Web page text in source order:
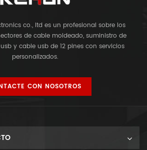
co., ltd es un profesional sobre los
de cable moldeado, suministro de
y cable usb de 12 pines con servicios
personalizados.
CON NOSOTROS